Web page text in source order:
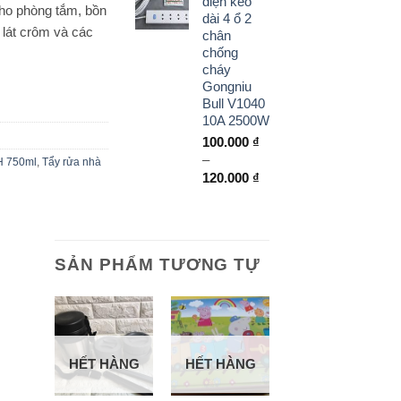
phòng tắm, bồn
crôm và các
750ml , Tẩy rửa nhà
190.000 ₫.
dài 4 ổ 2
chân
chống
cháy
Gongniu
Bull V1040
10A 2500W
100.000 ₫
–
120.000 ₫
120.000 ₫
SẢN PHẨM TƯƠNG TỰ
+
HẾT HÀNG HẾT HÀNG